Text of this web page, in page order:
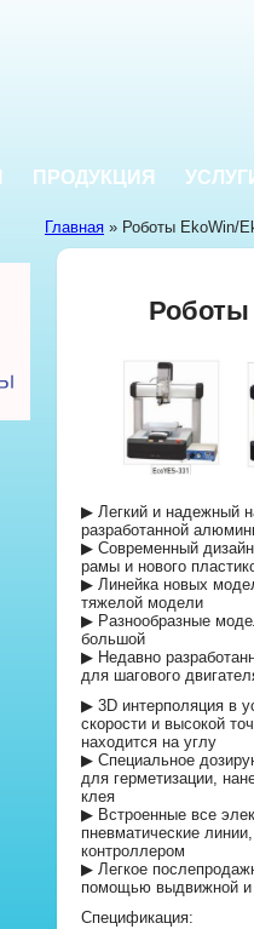
ПРОДУКЦИЯ
Главная » Роботы EkoWin/
Роботы
▶ Легкий и надежный
разработанной
▶ Современный
рамы и нового
▶ Линейка новых
тяжелой модели
▶ Разнообразные
большой
▶ Недавно
для шагового
▶ 3D интерполяция в
скорости и высокой
находится на углу
▶ Специальное
для герметизации,
клея
▶ Встроенные все
пневматические
контроллером
▶ Легкое
помощью выдвижной
Спецификация: